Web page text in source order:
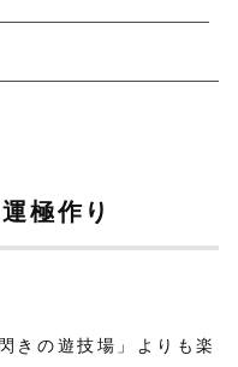
極作り
きの遊技場」よりも楽